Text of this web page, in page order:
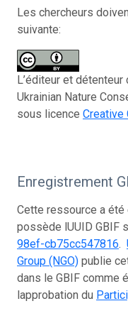
Les chercheurs
suivante:
L’éditeur et
Ukrainian Nature
sous licence Creative
Enregistrement
Cette ressource a été
possède lUUID GBIF
98ef-cb75cc547816.
Group (NGO) publie
dans le GBIF comme
lapprobation du